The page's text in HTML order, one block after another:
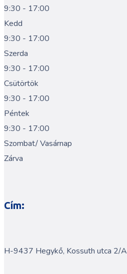
9:30 - 17:00
Kedd
9:30 - 17:00
Szerda
9:30 - 17:00
Csütörtök
9:30 - 17:00
Péntek
9:30 - 17:00
Szombat/ Vasárnap
Zárva
Cím:
H-9437 Hegykő, Kossuth utca 2/A